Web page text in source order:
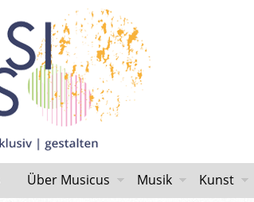
Über Musicus Musik Kunst